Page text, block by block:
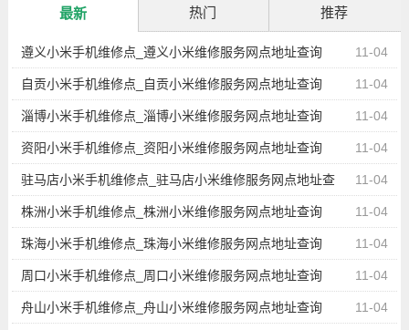
最新 热门 推荐
11-04
遵义小米手机维修点_遵义小米维修服务网点地址查询
11-04
自贡小米手机维修点_自贡小米维修服务网点地址查询
11-04
淄博小米手机维修点_淄博小米维修服务网点地址查询
11-04
资阳小米手机维修点_资阳小米维修服务网点地址查询
11-04
驻马店小米手机维修点_驻马店小米维修服务网点地址查
询 11-04
株洲小米手机维修点_株洲小米维修服务网点地址查询
11-04
珠海小米手机维修点_珠海小米维修服务网点地址查询
11-04
周口小米手机维修点_周口小米维修服务网点地址查询
11-04
舟山小米手机维修点_舟山小米维修服务网点地址查询